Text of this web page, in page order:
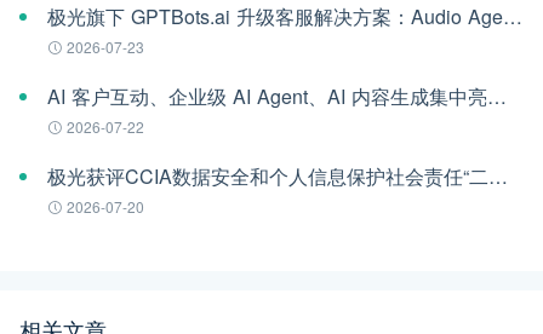
极光旗下 GPTBots.ai 升级客服解决方案：Audio Agent 打通企业通信线路，LINE 客服插件 2.0 同步上线
2026-07-23
AI 客户互动、企业级 AI Agent、AI 内容生成集中亮相！极光旗下EngageLab WAIC 2026 现场回顾
2026-07-22
极光获评CCIA数据安全和个人信息保护社会责任“二星级”单位
2026-07-20